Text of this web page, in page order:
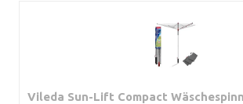
Vileda Sun-Lift Compact